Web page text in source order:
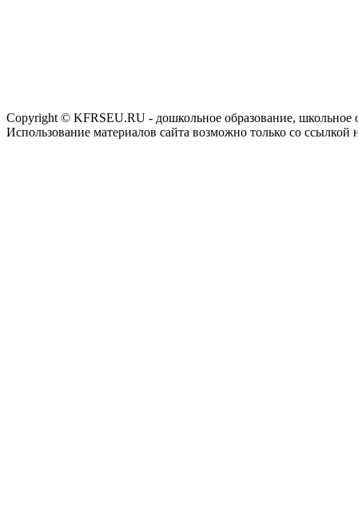
Copyright © KFRSEU.RU - дошкольное образование, школьное
Использование материалов сайта возможно только со ссылкой